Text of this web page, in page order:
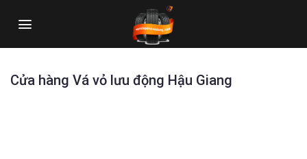
Cửa hàng Vá vỏ lưu động Hậu Giang